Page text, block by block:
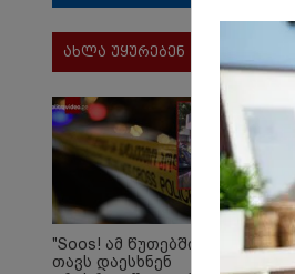
ახლა უყურებენ
"Soos! ამ წუთებში
თავს დაესხნენ